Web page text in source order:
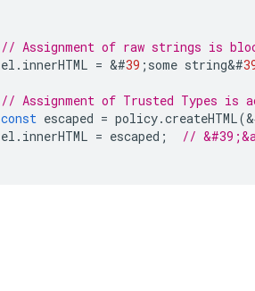
// Assignment of raw strings is
el . innerHTML = &#39 ; some string&#
// Assignment of Trusted Types is
const escaped = policy.createHTML(&
el . innerHTML = escaped ; //